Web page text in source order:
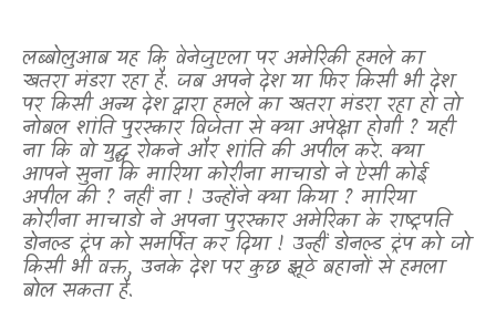
लब्बोलुआब यह कि वेनेजुएला पर अमेरिकी हमले का
खतरा मंडरा रहा है. जब अपने देश या फिर किसी भी देश
पर किसी अन्य देश द्वारा हमले का खतरा मंडरा रहा हो तो
नोबल शांति पुरस्कार विजेता से क्या अपेक्षा होगी ? यही
ना कि वो युद्ध रोकने और शांति की अपील करे. क्या
आपने सुना कि मारिया कोरीना माचाडो ने ऐसी कोई
अपील की ? नहीं ना ! उन्होंने क्या किया ? मारिया
कोरीना माचाडो ने अपना पुरस्कार अमेरिका के राष्ट्रपति
डोनल्ड ट्रंप को समर्पित कर दिया ! उन्हीं डोनल्ड ट्रंप को जो
किसी भी वक्त, उनके देश पर कुछ झूठे बहानों से हमला
बोल सकता है.